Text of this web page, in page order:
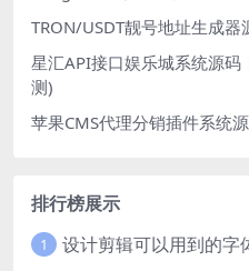
TRON/USDT靓号地址生成
星汇API接口娱乐城系统源
测)
苹果CMS代理分销插件系统
排行榜展示
1 设计剪辑可以用到的字